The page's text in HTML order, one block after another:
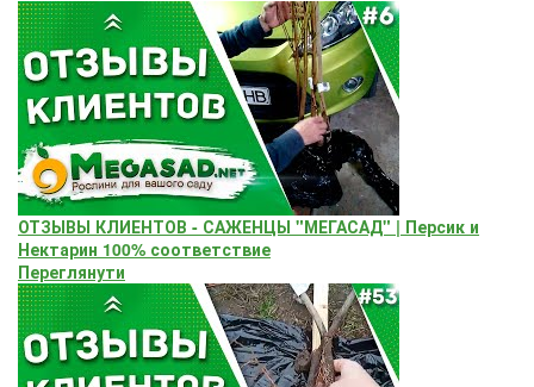
ОТЗЫВЫ КЛИЕНТОВ - САЖЕНЦЫ "МЕГАСАД" | Персик и
Нектарин 100% соответствие
Переглянути